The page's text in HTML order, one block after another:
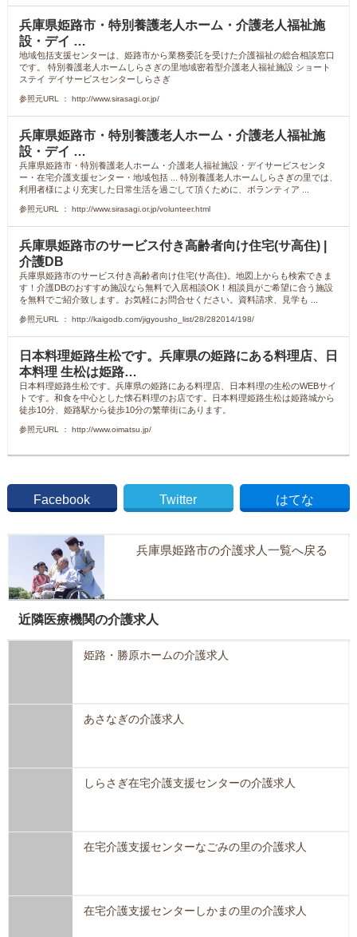
兵庫県姫路市・特別養護老人ホーム・介護老人福祉施
設・デイ …
地域包括支援センターは、姫路市から業務委託を受けた介護福祉の総合相談窓口
です。 特別養護老人ホームしらさぎの里地域密着型介護老人福祉施設 ショート
ステイ デイサービスセンターしらさぎ
参照元URL ： http://www.sirasagi.or.jp/
兵庫県姫路市・特別養護老人ホーム・介護老人福祉施
設・デイ …
兵庫県姫路市・特別養護老人ホーム・介護老人福祉施設・デイサービスセンタ
ー・在宅介護支援センター・地域包括 ... 特別養護老人ホームしらさぎの里では、
利用者様により充実した日常生活を過ごして頂くために、ボランティア ...
参照元URL ： http://www.sirasagi.or.jp/volunteer.html
兵庫県姫路市のサービス付き高齢者向け住宅(サ高住) |
介護DB
兵庫県姫路市のサービス付き高齢者向け住宅(サ高住)。地図上からも検索できま
す！介護DBのおすすめ施設なら無料で入居相談OK！相談員がご希望に合う施設
を無料でご紹介致します。お気軽にお問合せください。資料請求、見学も ...
参照元URL ： http://kaigodb.com/jigyousho_list/28/282014/198/
日本料理姫路生松です。兵庫県の姫路にある料理店、日
本料理 生松は姫路…
日本料理姫路生松です。兵庫県の姫路にある料理店、日本料理の生松のWEBサイ
トです。和食を中心とした懐石料理のお店です。日本料理姫路生松は姫路城から
徒歩10分、姫路駅から徒歩10分の繁華街にあります。
参照元URL ： http://www.oimatsu.jp/
Facebook Twitter はてな
兵庫県姫路市の介護求人一覧へ戻る
近隣医療機関の介護求人
姫路・勝原ホームの介護求人
あさなぎの介護求人
しらさぎ在宅介護支援センターの介護求人
在宅介護支援センターなごみの里の介護求人
在宅介護支援センターしかまの里の介護求人